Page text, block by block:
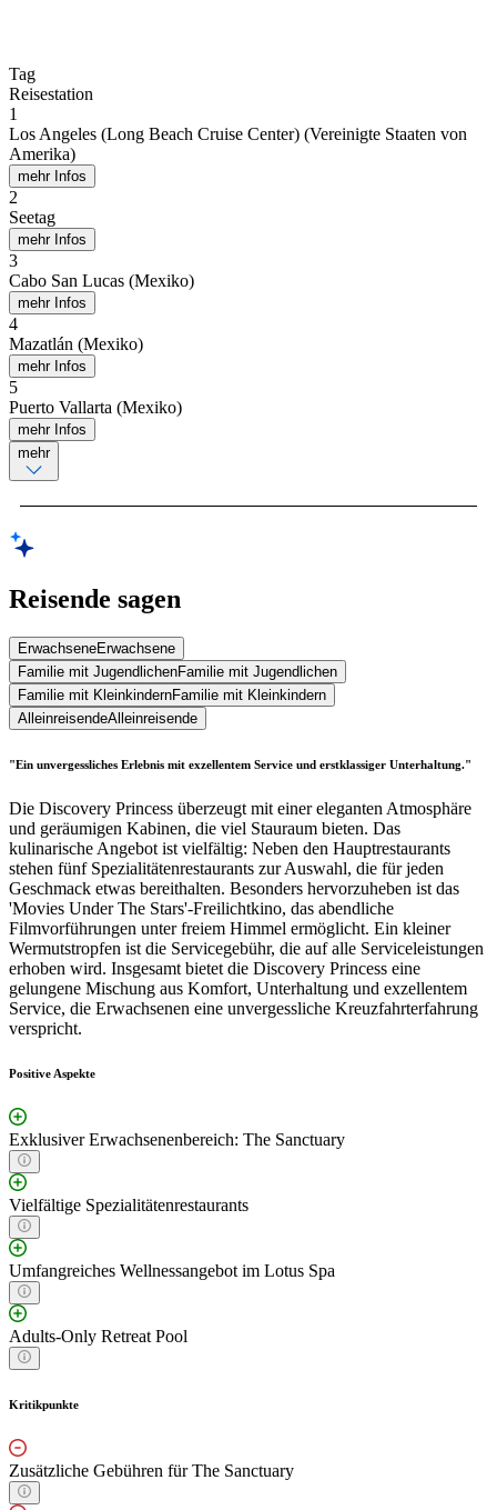
Tag
Reisestation
1
Los Angeles (Long Beach Cruise Center) (Vereinigte Staaten von
Amerika)
mehr Infos
2
Seetag
mehr Infos
3
Cabo San Lucas (Mexiko)
mehr Infos
4
Mazatlán (Mexiko)
mehr Infos
5
Puerto Vallarta (Mexiko)
mehr Infos
mehr
Reisende sagen
ErwachseneErwachsene
Familie mit JugendlichenFamilie mit Jugendlichen
Familie mit KleinkindernFamilie mit Kleinkindern
AlleinreisendeAlleinreisende
"Ein unvergessliches Erlebnis mit exzellentem Service und erstklassiger Unterhaltung."
Die Discovery Princess überzeugt mit einer eleganten Atmosphäre
und geräumigen Kabinen, die viel Stauraum bieten. Das
kulinarische Angebot ist vielfältig: Neben den Hauptrestaurants
stehen fünf Spezialitätenrestaurants zur Auswahl, die für jeden
Geschmack etwas bereithalten. Besonders hervorzuheben ist das
'Movies Under The Stars'-Freilichtkino, das abendliche
Filmvorführungen unter freiem Himmel ermöglicht. Ein kleiner
Wermutstropfen ist die Servicegebühr, die auf alle Serviceleistungen
erhoben wird. Insgesamt bietet die Discovery Princess eine
gelungene Mischung aus Komfort, Unterhaltung und exzellentem
Service, die Erwachsenen eine unvergessliche Kreuzfahrterfahrung
verspricht.
Positive Aspekte
Exklusiver Erwachsenenbereich: The Sanctuary
Vielfältige Spezialitätenrestaurants
Umfangreiches Wellnessangebot im Lotus Spa
Adults-Only Retreat Pool
Kritikpunkte
Zusätzliche Gebühren für The Sanctuary